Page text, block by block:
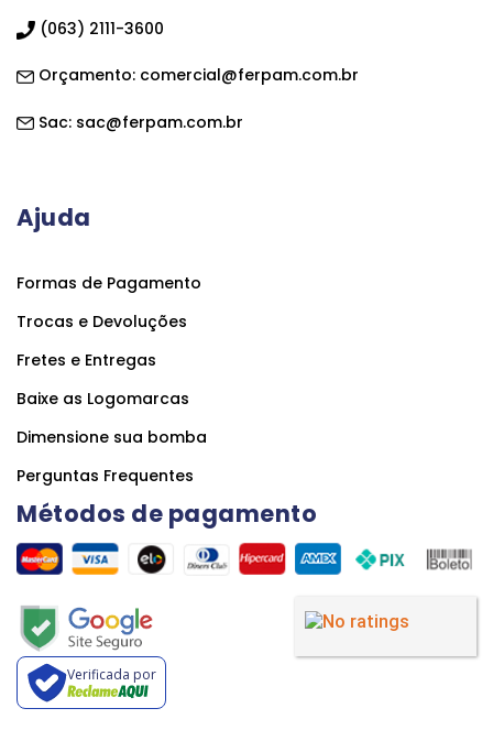
(063) 2111-3600
Orçamento: comercial@ferpam.com.br
Sac: sac@ferpam.com.br
Ajuda
Formas de Pagamento
Trocas e Devoluções
Fretes e Entregas
Baixe as Logomarcas
Dimensione sua bomba
Perguntas Frequentes
Métodos de pagamento
Verificada por